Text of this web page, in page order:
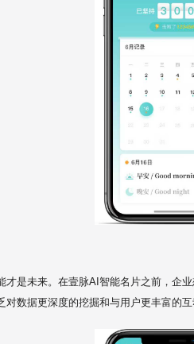
才是未来。在壹脉AI智能名片之前，企
数据更深度的挖掘和与用户更丰富的互